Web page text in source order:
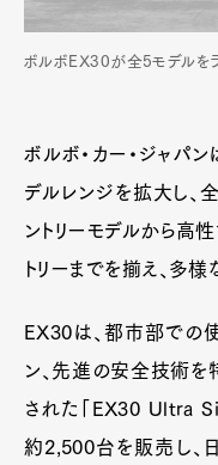
ボルボEX30が全5モデルをラ
ボルボ・カー・ジャパ
デルレンジを拡大し、
ントリーモデルから高
トリーまでを揃え、多様
EX30は、都市部での
ン、先進の安全技術を
された「EX30 Ultra
約2,500台を販売し、